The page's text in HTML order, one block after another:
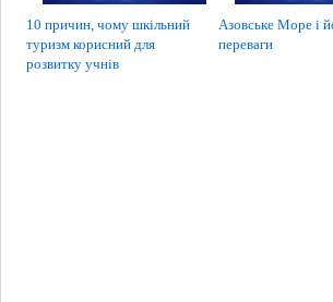
10 причин, чому шкільний
туризм корисний для
розвитку учнів
Азовське Море і
переваги